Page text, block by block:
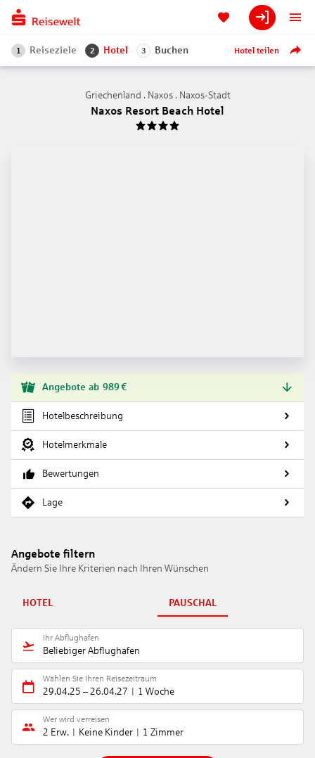
1 Reiseziele 2 Hotel 3 Buchen Hotel teilen
Griechenland . Naxos . Naxos-Stadt
Naxos Resort Beach Hotel
4
Angebote ab 989€
Hotelbeschreibung
Hotelmerkmale
Bewertungen
Lage
Angebote filtern
Ändern Sie Ihre Kriterien nach Ihren Wünschen
HOTEL PAUSCHAL
Ihr Abflughafen
Beliebiger Abflughafen
Wählen Sie Ihren Reisezeitraum
29.04.25 – 26.04.27 1 Woche
Wer wird verreisen
2 Erw. Keine Kinder 1 Zimmer